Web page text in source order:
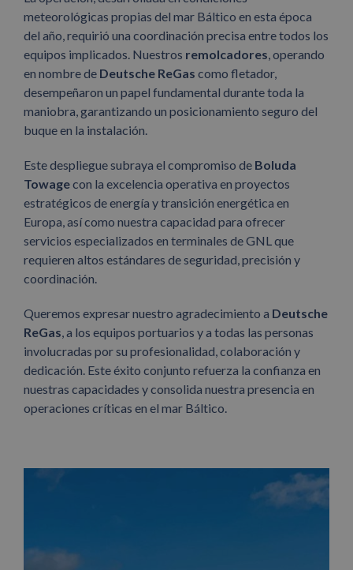
meteorológicas propias del mar Báltico en esta época
del año, requirió una coordinación precisa entre todos los
equipos implicados. Nuestros remolcadores, operando
en nombre de Deutsche ReGas como fletador,
desempeñaron un papel fundamental durante toda la
maniobra, garantizando un posicionamiento seguro del
buque en la instalación.
Este despliegue subraya el compromiso de Boluda
Towagecon la excelencia operativa en proyectos
estratégicos de energía y transición energética en
Europa, así como nuestra capacidad para ofrecer
servicios especializados en terminales de GNL que
requieren altos estándares de seguridad, precisión y
coordinación.
Queremos expresar nuestro agradecimiento a Deutsche
ReGas, a los equipos portuarios y a todas las personas
involucradas por su profesionalidad, colaboración y
dedicación. Este éxito conjunto refuerza la confianza en
nuestras capacidades y consolida nuestra presencia en
operaciones críticas en el mar Báltico.